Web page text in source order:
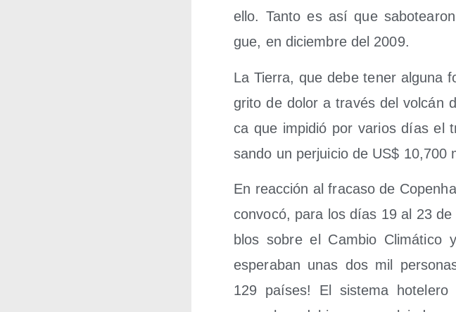
ello. Tan­to es así que
gue, en diciem­bre del 2009.
La Tie­rra, que debe tener algu­na
gri­to de dolor a tra­vés del vol­cán
ca que impi­dió por varios días el
san­do un per­jui­cio de US$ 10,700
En reac­ción al fra­ca­so de
con­vo­có, para los días 19 al 23
blos sobre el Cam­bio Cli­má­ti­co
espe­ra­ban unas dos mil
129 paí­ses! El sis­te­ma